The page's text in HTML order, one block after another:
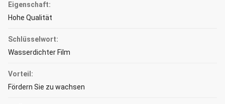
Eigenschaft:
Hohe Qualität
Schlüsselwort:
Wasserdichter Film
Vorteil:
Fördern Sie zu wachsen